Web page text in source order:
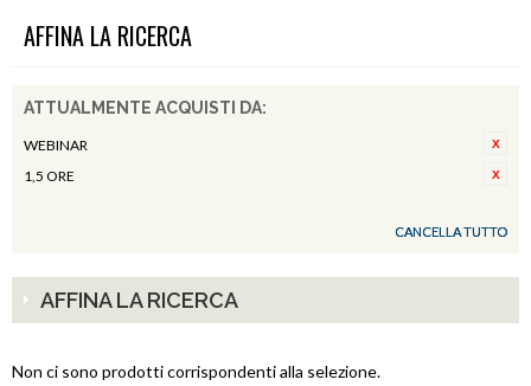
AFFINA LA RICERCA
ATTUALMENTE ACQUISTI DA:
WEBINAR
1,5 ORE
CANCELLA TUTTO
AFFINA LA RICERCA
Non ci sono prodotti corrispondenti alla selezione.